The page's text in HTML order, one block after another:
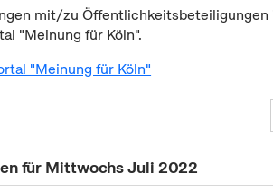
mit/zu Öffentlichkeitsbeteiligungen
"Meinung für Köln".
"Meinung für Köln"
für Mittwochs Juli 2022